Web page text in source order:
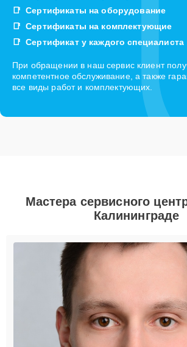
Сертификаты на оборудование
Сертификаты на комплектующие
Сертификат у каждого специалиста
При обращении в наш сервис клиент
компетентное обслуживание, а также
все виды работ и комплектующих.
Мастера сервисного
Калининграде